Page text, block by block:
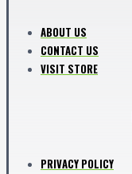
ABOUT US
CONTACT US
VISIT STORE
PRIVACY POLICY